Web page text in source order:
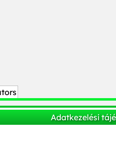
Adatkezelési